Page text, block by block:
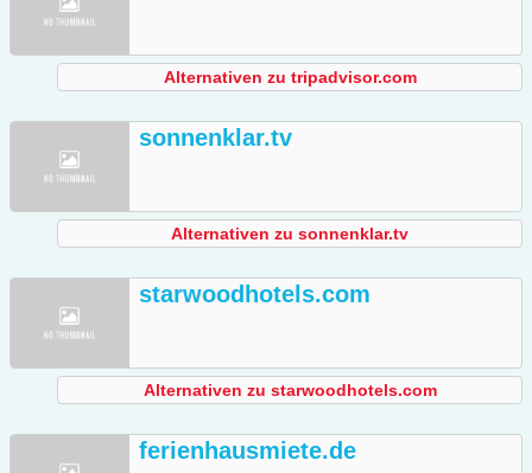
Alternativen zu tripadvisor.com
sonnenklar.tv
Alternativen zu sonnenklar.tv
starwoodhotels.com
Alternativen zu starwoodhotels.com
ferienhausmiete.de